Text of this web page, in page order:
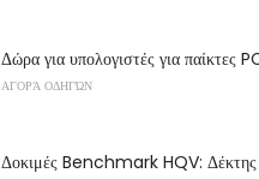
Δώρα για υπολογιστές για παίκτες
ΑΓΟΡΆ ΟΔΗΓΏΝ
Δοκιμές Benchmark HQV: